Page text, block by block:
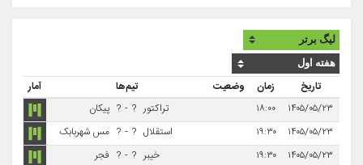
تاریخ زمان وضعیت تیم‌ها
آمار
۱۴۰۵/۰۵/۲۳
۱۸:۰۰ تراکتور ?
-
? پیکان
۱۴۰۵/۰۵/۲۳
۱۹:۳۰ استقلال ?
-
? مس شهربابک
۱۴۰۵/۰۵/۲۳
۱۹:۳۰ خیبر ?
-
? فجر